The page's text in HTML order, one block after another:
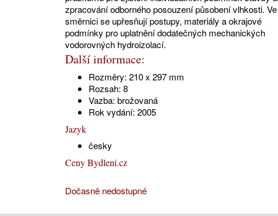
zpracování odborného posouzení působení vlhkosti. Ve
směrnici se upřesňují postupy, materiály a okrajové
podmínky pro uplatnění dodatečných mechanických
vodorovných hydroizolací.
Další informace:
Rozměry: 210 x 297 mm
Rozsah: 8
Vazba: brožovaná
Rok vydání: 2005
Jazyk
česky
Ceny Bydlení.cz
Dočasně nedostupné